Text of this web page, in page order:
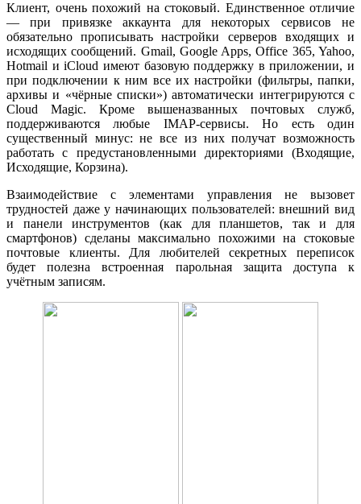
Клиент, очень похожий на стоковый. Единственное отличие
— при привязке аккаунта для некоторых сервисов не
обязательно прописывать настройки серверов входящих и
исходящих сообщений. Gmail, Google Apps, Office 365, Yahoo,
Hotmail и iCloud имеют базовую поддержку в приложении, и
при подключении к ним все их настройки (фильтры, папки,
архивы и «чёрные списки») автоматически интегрируются с
Cloud Magic. Кроме вышеназванных почтовых служб,
поддерживаются любые IMAP-сервисы. Но есть один
существенный минус: не все из них получат возможность
работать с предустановленными директориями (Входящие,
Исходящие, Корзина).
Взаимодействие с элементами управления не вызовет
трудностей даже у начинающих пользователей: внешний вид
и панели инструментов (как для планшетов, так и для
смартфонов) сделаны максимально похожими на стоковые
почтовые клиенты. Для любителей секретных переписок
будет полезна встроенная парольная защита доступа к
учётным записям.